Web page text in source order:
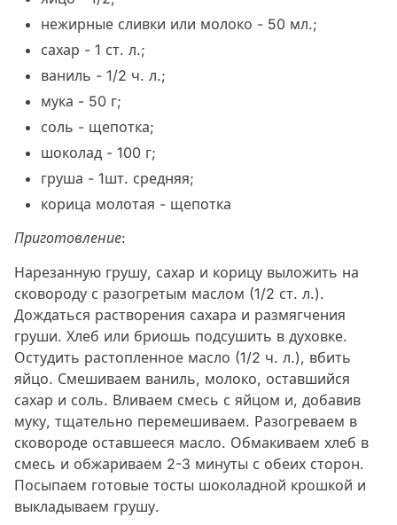
нежирные сливки или молоко - 50 мл.;
сахар - 1 ст. л.;
ваниль - 1/2 ч. л.;
мука - 50 г;
соль - щепотка;
шоколад - 100 г;
груша - 1шт. средняя;
корица молотая - щепотка
Приготовление:
Нарезанную грушу, сахар и корицу выложить на
сковороду с разогретым маслом (1/2 ст. л.).
Дождаться растворения сахара и размягчения
груши. Хлеб или бриошь подсушить в духовке.
Остудить растопленное масло (1/2 ч. л.), вбить
яйцо. Смешиваем ваниль, молоко, оставшийся
сахар и соль. Вливаем смесь с яйцом и, добавив
муку, тщательно перемешиваем. Разогреваем в
сковороде оставшееся масло. Обмакиваем хлеб в
смесь и обжариваем 2-3 минуты с обеих сторон.
Посыпаем готовые тосты шоколадной крошкой и
выкладываем грушу.